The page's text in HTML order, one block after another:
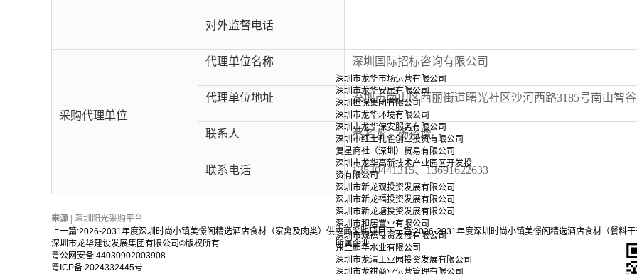
对外监督电话
采购代理单位
代理单位名称 深圳国际招标咨询有限公司
代理单位地址 深圳市南山区西丽街道曙光社区沙河西路3185号南山智
联系人 蔡名龙、杨裕增
联系电话 13530441315、13691622633
来源 | 深圳阳光采购平台
上一篇:2026-2031年度深圳时尚小镇美憬阁精选酒店食材（家禽及肉类）供应商采购项目下一篇:2026-2031年度深圳时尚小镇美憬阁精选酒店食材（餐料
深圳市龙华建设发展集团有限公司©版权所有
粤公网安备 44030902003908
粤ICP备 2024332445号
所属企业
深圳市龙华市场运营有限公司
深圳市龙华安居有限公司
深圳担保集团有限公司
深圳市龙华环境有限公司
深圳市龙华保安服务有限公司
深圳市红土孔雀创业投资有限公司
复星商社（深圳）贸易有限公司
深圳市龙华高新技术产业园区开发投
资有限公司
深圳市新龙观投资发展有限公司
深圳市新龙福投资发展有限公司
深圳市新龙塘投资发展有限公司
深圳市和居置业有限公司
深圳市观禧投资发展有限公司
东兰鹏华水业有限公司
深圳市龙清工业园投资发展有限公司
深圳市龙祺商业运营管理有限公司